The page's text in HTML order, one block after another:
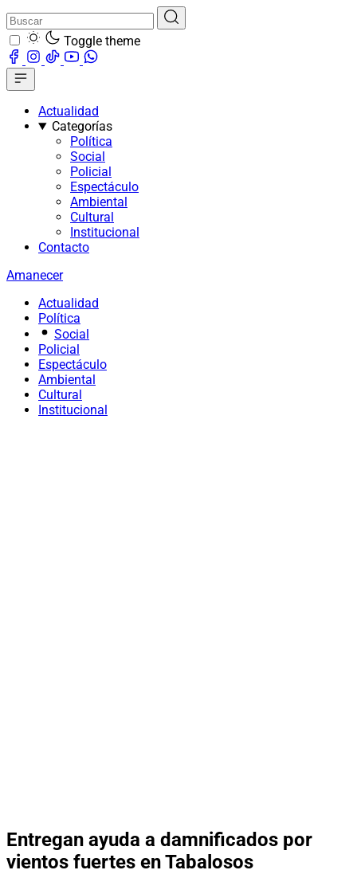
Toggle theme
Actualidad
Categorías
Política
Social
Policial
Espectáculo
Ambiental
Cultural
Institucional
Contacto
Amanecer
Actualidad
Política
Social
Policial
Espectáculo
Ambiental
Cultural
Institucional
Entregan ayuda a damnificados por
vientos fuertes en Tabalosos